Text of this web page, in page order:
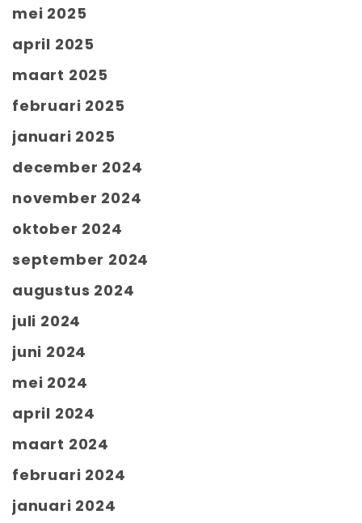
mei 2025
april 2025
maart 2025
februari 2025
januari 2025
december 2024
november 2024
oktober 2024
september 2024
augustus 2024
juli 2024
juni 2024
mei 2024
april 2024
maart 2024
februari 2024
januari 2024